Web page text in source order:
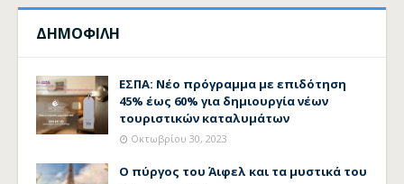
ΔΗΜΟΦΙΛΗ
ΕΣΠΑ: Νέο πρόγραμμα με επιδότηση
45% έως 60% για δημιουργία νέων
τουριστικών καταλυμάτων
Οκτωβρίου 30, 2023
Ο πύργος του Άιφελ και τα μυστικά του